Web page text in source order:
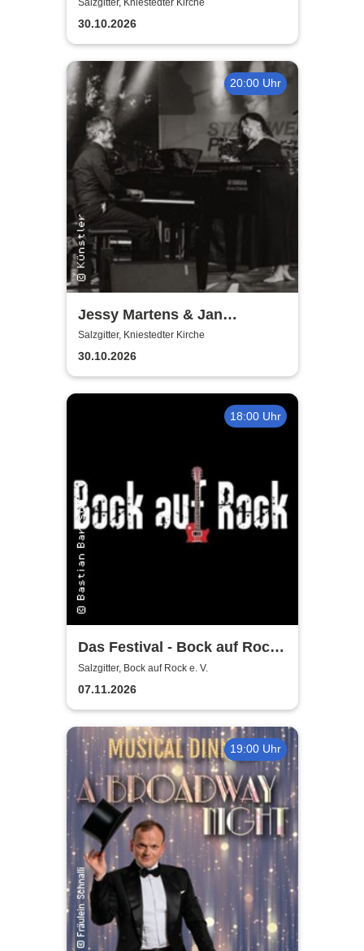
Salzgitter, Kniestedter Kirche
30.10.2026
20:00 Uhr
Jessy Martens & Jan
Fischer's Blues Support
Salzgitter, Kniestedter Kirche
30.10.2026
18:00 Uhr
Das Festival - Bock auf Rock
gemeinnütziger e. V.
Salzgitter, Bock auf Rock e. V.
07.11.2026
19:00 Uhr